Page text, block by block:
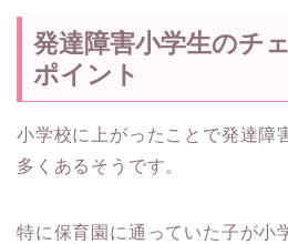
発達障害小学生のチ
ポイント
小学校に上がったことで発達障
多くあるそうです。
特に保育園に通っていた子が小